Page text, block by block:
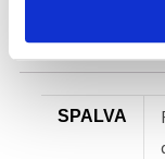
SPALVA